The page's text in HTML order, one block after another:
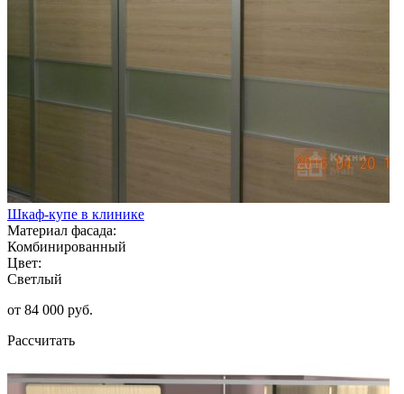
Шкаф-купе в клинике
Материал фасада:
Комбинированный
Цвет:
Светлый
от 84 000 руб.
Рассчитать